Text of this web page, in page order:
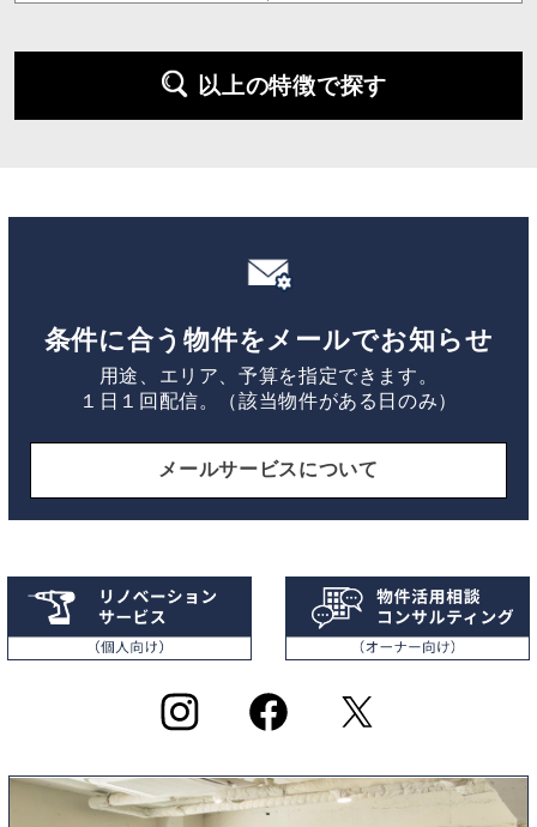
以上の特徴で探す
条件に合う物件をメールでお知らせ
用途、エリア、予算を指定できます。
１日１回配信。（該当物件がある日のみ）
メールサービスについて